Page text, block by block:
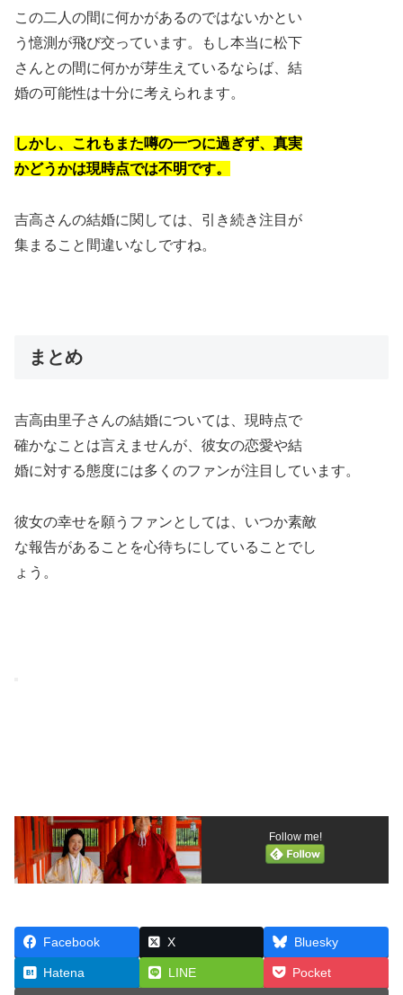
この二人の間に何かがあるのではないかとい
う憶測が飛び交っています。もし本当に松下
さんとの間に何かが芽生えているならば、結
婚の可能性は十分に考えられます。
しかし、これもまた噂の一つに過ぎず、真実
かどうかは現時点では不明です。
吉高さんの結婚に関しては、引き続き注目が
集まること間違いなしですね。
まとめ
吉高由里子さんの結婚については、現時点で
確かなことは言えませんが、彼女の恋愛や結
婚に対する態度には多くのファンが注目しています。
彼女の幸せを願うファンとしては、いつか素敵
な報告があることを心待ちにしていることでし
ょう。
Follow me!
Facebook X Bluesky
Hatena LINE Pocket